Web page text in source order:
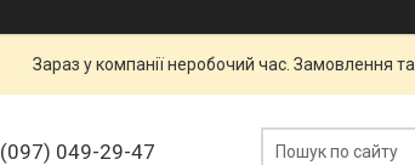
Зараз у компанії неробочий час. Замовлення
(097) 049-29-47